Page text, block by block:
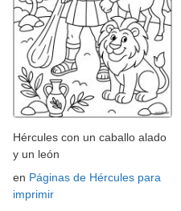
Hércules con un caballo alado
y un león
en Páginas de Hércules para
imprimir